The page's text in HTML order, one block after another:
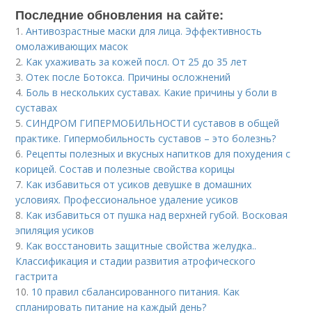
Последние обновления на сайте:
1.Антивозрастные маски для лица. Эффективность
омолаживающих масок
2. Как ухаживать за кожей посл. От 25 до 35 лет
3.Отек после Ботокса. Причины осложнений
4. Боль в нескольких суставах. Какие причины у боли в
суставах
5.СИНДРОМ ГИПЕРМОБИЛЬНОСТИ суставов в общей
практике. Гипермобильность суставов – это болезнь?
6. Рецепты полезных и вкусных напитков для похудения с
корицей. Состав и полезные свойства корицы
7. Как избавиться от усиков девушке в домашних
условиях. Профессиональное удаление усиков
8. Как избавиться от пушка над верхней губой. Восковая
эпиляция усиков
9. Как восстановить защитные свойства желудка..
Классификация и стадии развития атрофического
гастрита
10. 10 правил сбалансированного питания. Как
спланировать питание на каждый день?